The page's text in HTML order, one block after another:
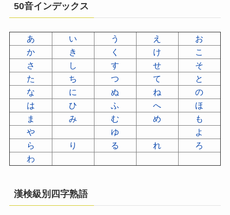
50音インデックス
あ い う え
お
か
き く け
こ
さ
し す せ
そ
た
ち つ て
と
な
に ぬ ね
の
は
ひ ふ へ
ほ
ま
み む め
も
や
ゆ
よ
ら
り る れ
ろ
わ
漢検級別四字熟語